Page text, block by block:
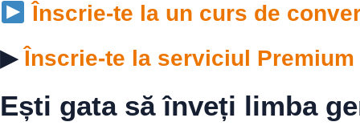
Înscrie-te la un curs de
▶ Înscrie-te la serviciul
Ești gata să înveți limba